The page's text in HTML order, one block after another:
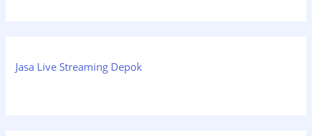
Jasa Live Streaming Depok